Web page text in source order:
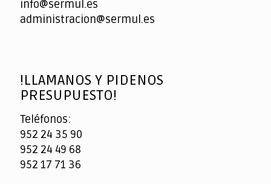
info@sermul.es
administracion@sermul.es
!LLAMANOS Y PIDENOS
PRESUPUESTO!
Teléfonos:
952 24 35 90
952 24 49 68
952 17 71 36